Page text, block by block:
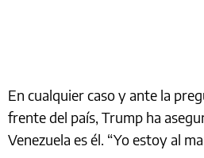
En cualquier caso y ante la
frente del país, Trump ha
Venezuela es él. “Yo estoy al